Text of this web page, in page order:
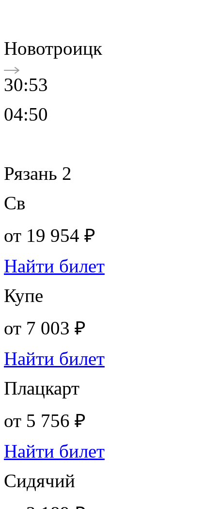
Новотроицк
30:53
04:50
Рязань 2
Св
от 19 954 ₽
Найти билет
Купе
от 7 003 ₽
Найти билет
Плацкарт
от 5 756 ₽
Найти билет
Сидячий